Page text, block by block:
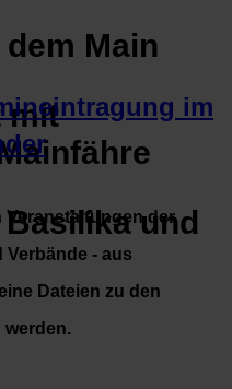
Main
und
im
Veranstaltungen der
- aus
Dateien zu den